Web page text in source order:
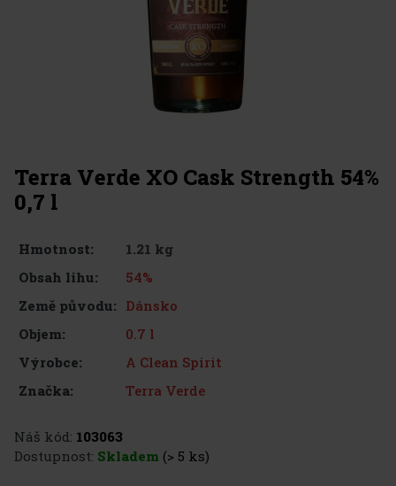
Terra Verde XO Cask Strength 54%
0,7 l
Hmotnost:
1.21 kg
Obsah lihu:
54%
Země původu: Dánsko
Objem:
0.7 l
Výrobce:
A Clean Spirit
Značka:
Terra Verde
Náš kód: 103063
Dostupnost: Skladem (> 5 ks)